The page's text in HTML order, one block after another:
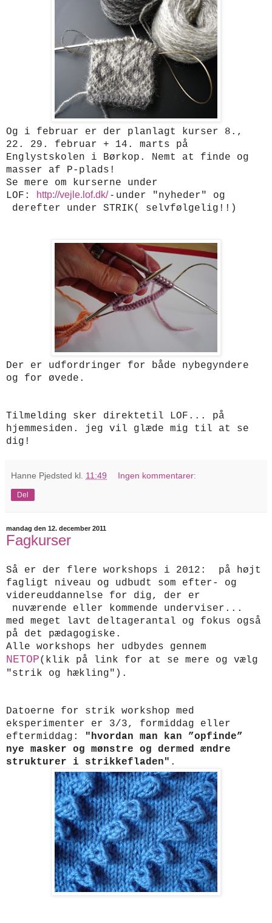
Og i februar er der planlagt kurser 8.,
22. 29. februar + 14. marts på
Englystskolen i Børkop. Nemt at finde og
masser af P-plads!
Se mere om kurserne under
LOF:
http://vejle.lof.dk/- under "nyheder" og
derefter under STRIK( selvfølgelig!!)
Der er udfordringer for både nybegyndere
og for øvede.
Tilmelding sker direktetil LOF... på
hjemmesiden. jeg vil glæde mig til at se
dig!
Hanne Pjedsted kl. 11:49 Ingen kommentarer:
Del
mandag den 12. december 2011
Fagkurser
Så er der flere workshops i 2012: på højt
fagligt niveau og udbudt som efter- og
videreuddannelse for dig, der er
nuværende eller kommende underviser . ..
med meget lavt deltagerantal og fokus også
på det pædagogiske.
Alle workshops her udbydes gennem
NETOP(klik på link for at se mere og vælg
"strik og hækling").
Datoerne for strik workshop med
eksperimenter er 3/3, formiddag eller
eftermiddag:
"hvordan man kan ”opfinde”
nye masker og mønstre og dermed ændre
strukturer i strikkefladen" .